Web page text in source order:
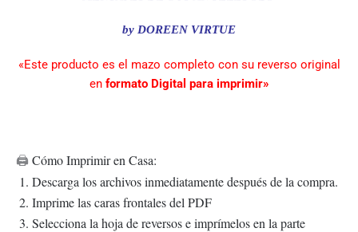
by DOREEN VIRTUE
«Este producto es el mazo completo con su reverso original
enformato Digital para imprimir»
🖨️ Cómo Imprimir en Casa:
Descarga los archivos inmediatamente después de la compra.
Imprime las caras frontales del PDF
Selecciona la hoja de reversos e imprímelos en la parte